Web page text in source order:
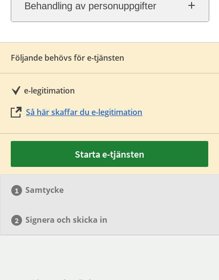
Behandling av personuppgifter
Följande behövs för e-tjänsten
e-legitimation
Så här skaffar du e-legitimation
Starta e-tjänsten
Samtycke
Signera och skicka in